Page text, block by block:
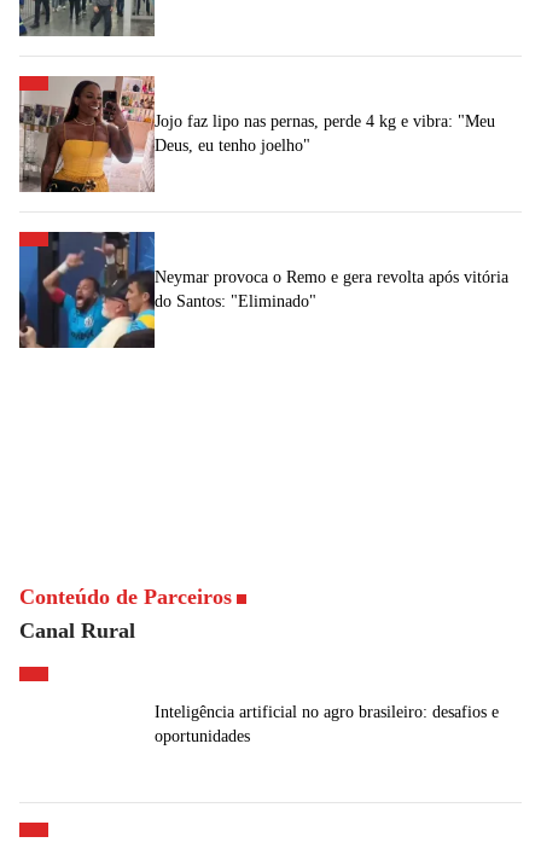
Jojo faz lipo nas pernas, perde 4 kg e vibra: "Meu
Deus, eu tenho joelho"
Neymar provoca o Remo e gera revolta após vitória
do Santos: "Eliminado"
Conteúdo de Parceiros
Canal Rural
Inteligência artificial no agro brasileiro: desafios e
oportunidades